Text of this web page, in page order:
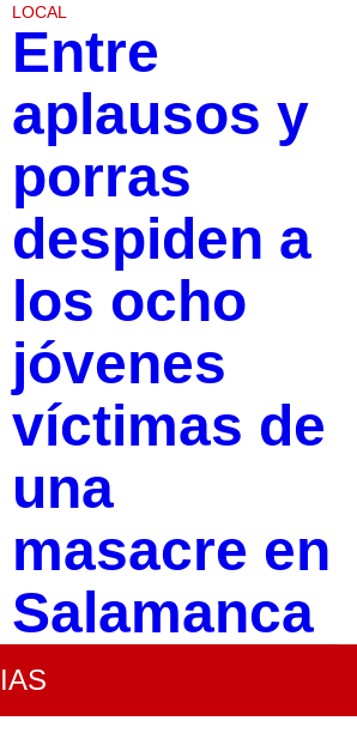
LOCAL
Entre
aplausos y
porras
despiden a
los ocho
jóvenes
víctimas de
una
masacre en
Salamanca